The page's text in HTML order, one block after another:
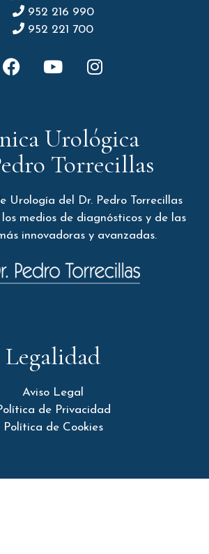
952 216 990
952 221 700
Urológica
Torrecillas
Urología del Dr. Pedro Torrecillas
medios de diagnósticos y de las
innovadoras y avanzadas.
Legalidad
Aviso Legal
de Privacidad
Política de Cookies